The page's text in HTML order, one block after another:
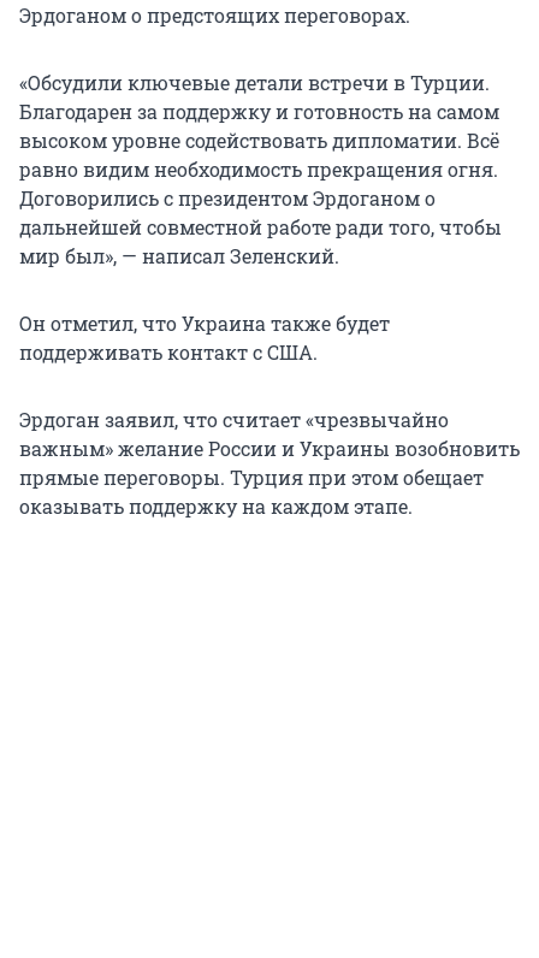
Эрдоганом о предстоящих переговорах.
«Обсудили ключевые детали встречи в Турции.
Благодарен за поддержку и готовность на самом
высоком уровне содействовать дипломатии. Всё
равно видим необходимость прекращения огня.
Договорились с президентом Эрдоганом о
дальнейшей совместной работе ради того, чтобы
мир был», — написал Зеленский.
Он отметил, что Украина также будет
поддерживать контакт с США.
Эрдоган заявил, что считает «чрезвычайно
важным» желание России и Украины возобновить
прямые переговоры. Турция при этом обещает
оказывать поддержку на каждом этапе.